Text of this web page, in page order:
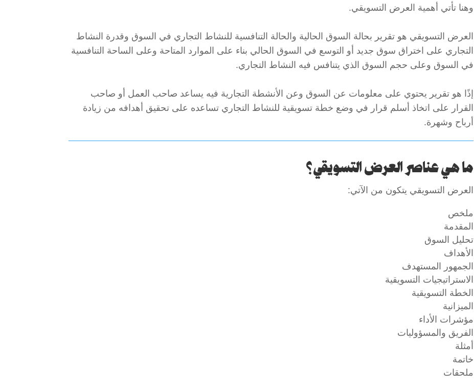
وهنا تأتي أهمية العرض التسويقي.
العرض التسويقي هو تقرير بحالة السوق الحالية والحالة التنافسية للنشاط التجاري في السوق وقدرة النشاط
التجاري على اختراق سوق جديد أو التوسع في السوق الحالي بناء على الموارد المتاحة وعلى الساحة التنافسية
في السوق وعلى حجم السوق الذي يتنافس فيه النشاط التجاري.
إذًا هو تقرير يحتوي على معلومات عن السوق وعن الأنشطة التجارية فيه يساعد صاحب العمل أو صاحب
القرار على اتخاذ أسلم قرار في وضع خطة تسويقية للنشاط التجاري تساعده على تحقيق أهدافه من زيادة
أرباح وشهرة.
ما هي عناصر العرض التسويقي؟
العرض التسويقي يتكون من الآتي:
ملخص
المقدمة
تحليل السوق
الأهداف
الجمهور المستهدف
الاستراتيجيات التسويقية
الخطة التسويقية
الميزانية
مؤشرات الأداء
الفريق والمسؤوليات
أمثلة
خاتمة
ملحقات